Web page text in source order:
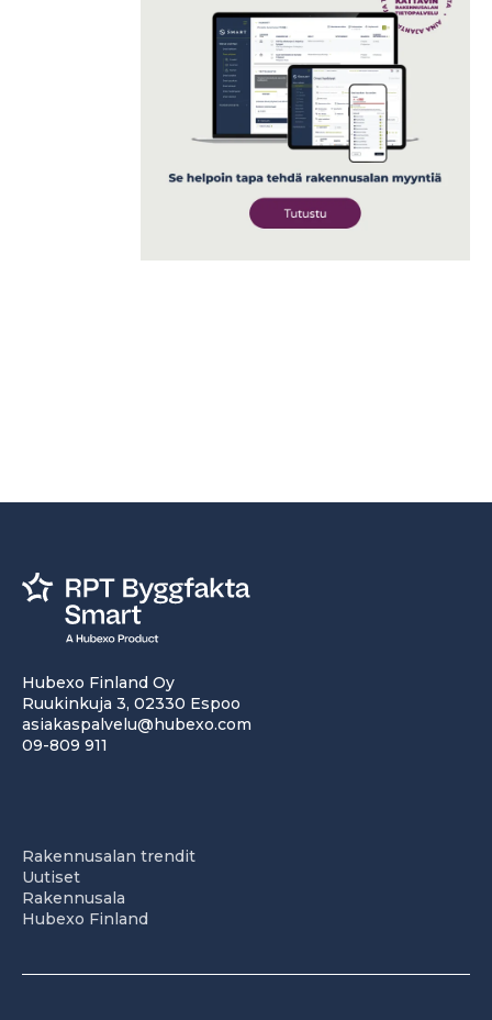
Hubexo Finland Oy
Ruukinkuja 3, 02330 Espoo
asiakaspalvelu@hubexo.com
09-809 911
Rakennusalan trendit
Uutiset
Rakennusala
Hubexo Finland